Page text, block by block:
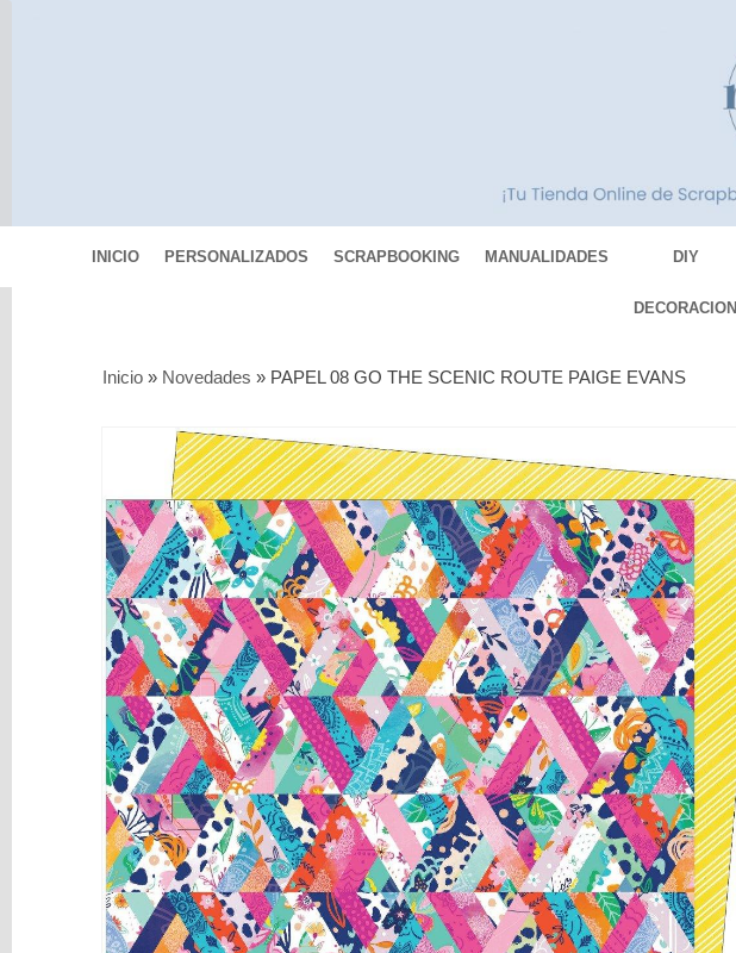
INICIO PERSONALIZADOS SCRAPBOOKING MANUALIDADES DIY
DECORACION
Pinturas
Mediums
Máquinas
Vinilos
REBAJAS
Novedades
NAVIDAD
Papelería
Herramientas
Liquidación
Inicio » Novedades » PAPEL 08 GO THE SCENIC ROUTE PAIGE EVANS